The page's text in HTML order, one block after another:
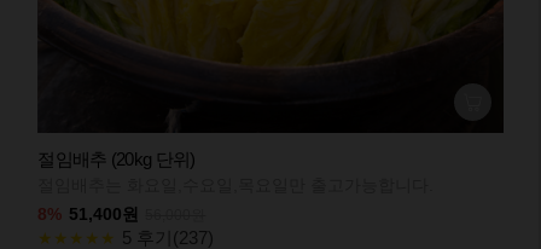
절임배추 (20kg 단위)
8% 51,400원
★★★★★ 5 후기(237)